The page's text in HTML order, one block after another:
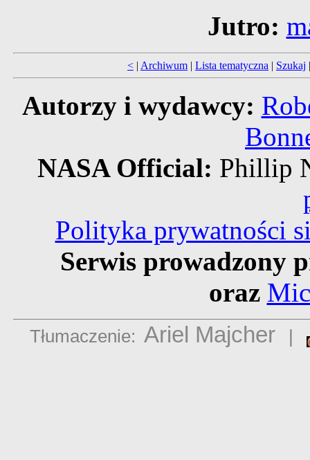
Jutro:
< | Archiwum | Lista tematyczna | Szukaj
Autorzy i wydawcy:
NASA Official: Phillip
Polityka prywatności
Serwis prowadzony
oraz
Tłumaczenie: Ariel Majcher |